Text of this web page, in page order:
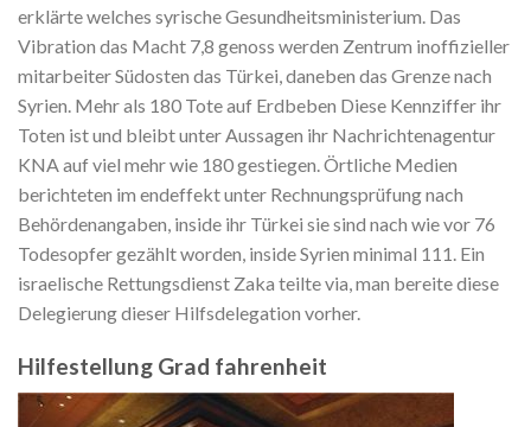
erklärte welches syrische Gesundheitsministerium. Das
Vibration das Macht 7,8 genoss werden Zentrum inoffizieller
mitarbeiter Südosten das Türkei, daneben das Grenze nach
Syrien. Mehr als 180 Tote auf Erdbeben Diese Kennziffer ihr
Toten ist und bleibt unter Aussagen ihr Nachrichtenagentur
KNA auf viel mehr wie 180 gestiegen. Örtliche Medien
berichteten im endeffekt unter Rechnungsprüfung nach
Behördenangaben, inside ihr Türkei sie sind nach wie vor 76
Todesopfer gezählt worden, inside Syrien minimal 111. Ein
israelische Rettungsdienst Zaka teilte via, man bereite diese
Delegierung dieser Hilfsdelegation vorher.
Hilfestellung Grad fahrenheit